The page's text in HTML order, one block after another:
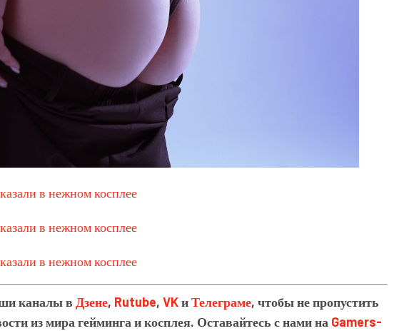
каналы в Дзене, Rutube, VKиТелеграме, чтобы не пропустить
из мира гейминга и косплея. Оставайтесь с нами на Gamers-